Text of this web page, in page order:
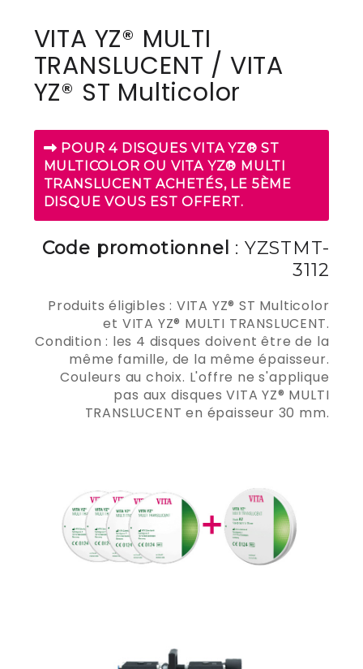
VITA YZ® MULTI
TRANSLUCENT / VITA
YZ® ST Multicolor
POUR 4 DISQUES VITA YZ® ST
MULTICOLOR OU VITA YZ® MULTI
TRANSLUCENT ACHETÉS, LE 5ÈME
DISQUE VOUS EST OFFERT.
Code promotionnel : YZSTMT-
3112
Produits éligibles : VITA YZ® ST Multicolor
et VITA YZ® MULTI TRANSLUCENT.
Condition : les 4 disques doivent être de la
même famille, de la même épaisseur.
Couleurs au choix. L'offre ne s'applique
pas aux disques VITA YZ® MULTI
TRANSLUCENT en épaisseur 30 mm.